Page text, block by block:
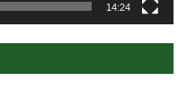
14:24